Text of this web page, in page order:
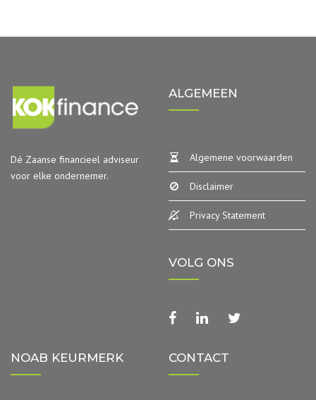
Dé Zaanse financieel adviseur
voor elke ondernemer.
ALGEMEEN
Algemene voorwaarden
Disclaimer
Privacy Statement
VOLG ONS
facebook
linkedin
NOAB KEURMERK CONTACT